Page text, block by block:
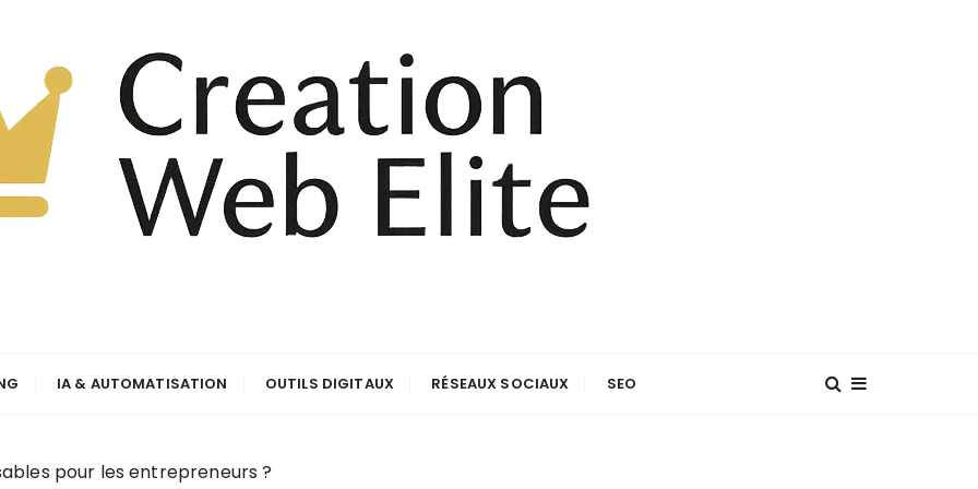
IA & AUTOMATISATION OUTILS DIGITAUX RÉSEAUX SOCIAUX SEO
pour les entrepreneurs ?